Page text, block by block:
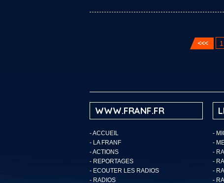
1
WWW.FRANF.FR
-ACCUEIL
- LA FRANF
-ACTIONS
- REPORTAGES
- ECOUTER LES RADIOS
- RADIOS
-
-
-
-
-
-